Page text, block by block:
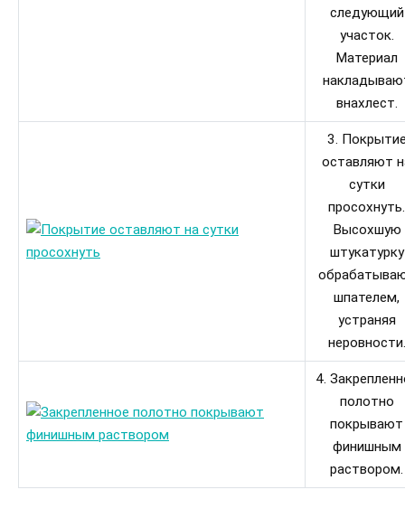
следующий
участок.
Материал
внахлест.
3.
оставляют
сутки
просохнуть.
Высохшую
штукатурку
шпателем,
устраняя
неровности.
4.
полотно
покрывают
финишным
раствором.